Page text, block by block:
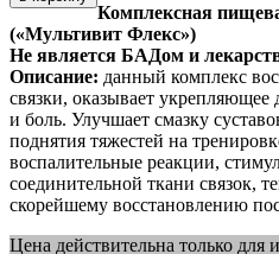
Комплексная
(«Мультивит Флекс»)
Не является БАДом и
Описание: данный комплекс
связки, оказывает укрепляющее
и боль. Улучшает смазку
поднятия тяжестей на
воспалительные реакции,
соединительной ткани связок,
скорейшему восстановлению
Цена действительна только для